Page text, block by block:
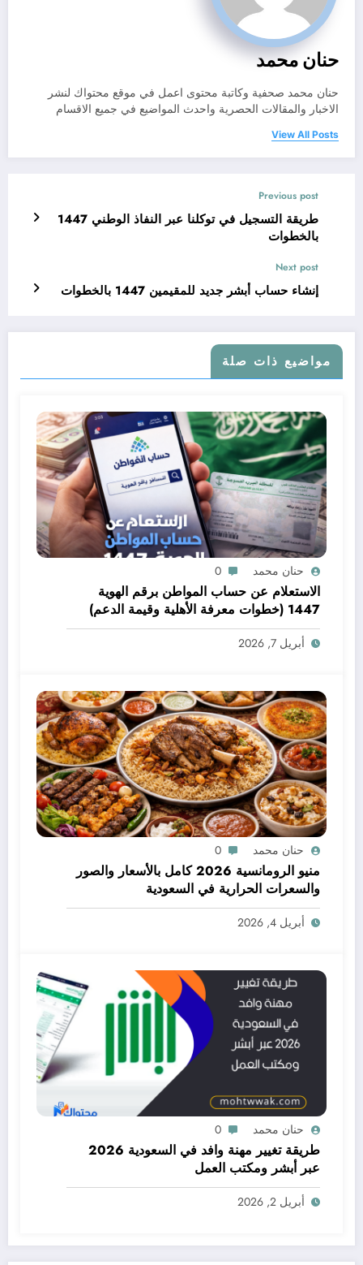
حنان محمد
حنان محمد صحفية وكاتبة محتوى اعمل في موقع محتواك لنشر
الاخبار والمقالات الحصرية واحدث المواضيع في جميع الاقسام
View All Posts
Previous post
طريقة التسجيل في توكلنا عبر النفاذ الوطني 1447
بالخطوات
Next post
إنشاء حساب أبشر جديد للمقيمين 1447 بالخطوات
مواضيع ذات صلة
حنان محمد 0
الاستعلام عن حساب المواطن برقم الهوية
1447 (خطوات معرفة الأهلية وقيمة الدعم)
أبريل 7, 2026
حنان محمد 0
منيو الرومانسية 2026 كامل بالأسعار والصور
والسعرات الحرارية في السعودية
أبريل 4, 2026
حنان محمد 0
طريقة تغيير مهنة وافد في السعودية 2026
عبر أبشر ومكتب العمل
أبريل 2, 2026